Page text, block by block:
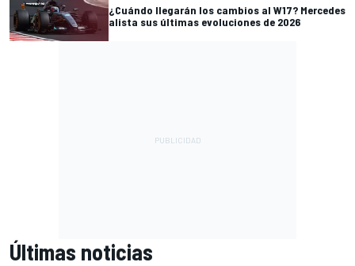
¿Cuándo llegarán los cambios al W17? Mercedes
alista sus últimas evoluciones de 2026
Últimas noticias